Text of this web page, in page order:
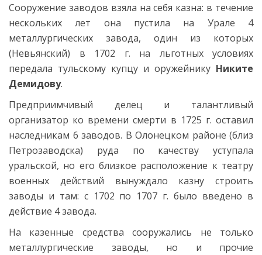
Сооружение заводов взяла на себя казна: в течение
нескольких лет она пустила на Урале 4
металлургических завода, один из которых
(Невьянский) в 1702 г. на льготных условиях
передала тульскому купцу и оружейнику Никите
Демидову.
Предприимчивый делец и талантливый
организатор ко времени смерти в 1725 г. оставил
наследникам 6 заводов. В Олонецком районе (близ
Петрозаводска) руда по качеству уступала
уральской, но его близкое расположение к театру
военных действий вынуждало казну строить
заводы и там: с 1702 по 1707 г. было введено в
действие 4 завода.
На казенные средства сооружались не только
металлургические заводы, но и прочие